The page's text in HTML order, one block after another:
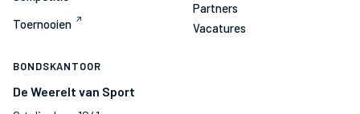
Toernooien
Partners
Vacatures
BONDSKANTOOR
De Weerelt van Sport